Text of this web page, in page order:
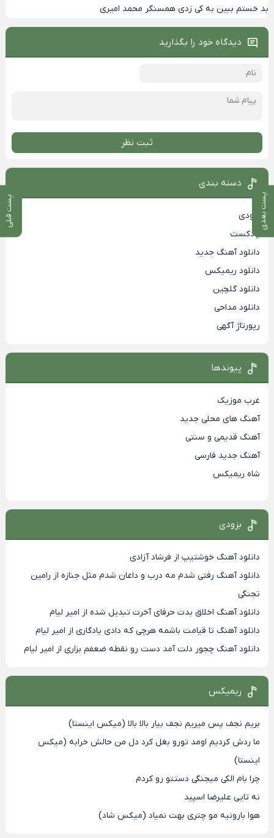
پست بعدی پست قبلی
بد خستم ببین به کی زدی همسنگر محمد امیری
دیدگاه خود را بگذارید
ثبت نظر
دسته بندی
بزودی
پادکست
دانلود آهنگ جدید
دانلود ریمیکس
دانلود گلچین
دانلود مداحی
رپورتاژ آگهی
پیوندها
غرب موزیک
آهنگ های محلی جدید
آهنگ قدیمی و سنتی
آهنگ جدید فارسی
شاه ریمیکس
بزودی
دانلود آهنگ خوشتیپ از فرشاد آزادی
دانلود آهنگ رفتی شدم مه درب و داغان شدم مثل جنازه از رامین
تجنگی
دانلود آهنگ اخلاق بدت حرفای آخرت تبدیل شده از امیر لیام
دانلود آهنگ تا قیامت باشمه هرچی که دادی یادگاری از امیر لیام
دانلود آهنگ چجور دلت آمد دست رو نقطه ضعفم بزاری از امیر لیام
ریمیکس
بریم نجف پس میریم نجف بیار بالا بالا (میکس اینستا)
ما ردش کردیم اومد تورو بغل کرد دل من حالش خرابه (میکس
اینستا)
چرا بام الکی میجنگی دستتو رو کردم
نه تایی علیرضا اسپید
هوا بارونیه مو چتری بهت نمیاد (میکس شاد)